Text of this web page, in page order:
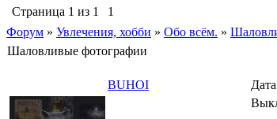
Страница 1 из 1
1
Форум » Увлечения, хобби » Обо всём. »
Шаловливые фотографии
BUHOI